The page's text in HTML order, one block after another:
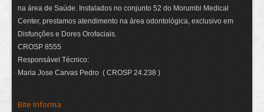
na área de Saúde. Instalados no conjunto 52 do Morumbi Medical
Center, prestamos atendimento na área odontológica, exclusivo em
Disfunções e Dores Orofaciais.
CROSP 8555
Responsável Técnico:
Maria Jose Carvas Pedro ( CROSP 24.238 )
Bite Informa